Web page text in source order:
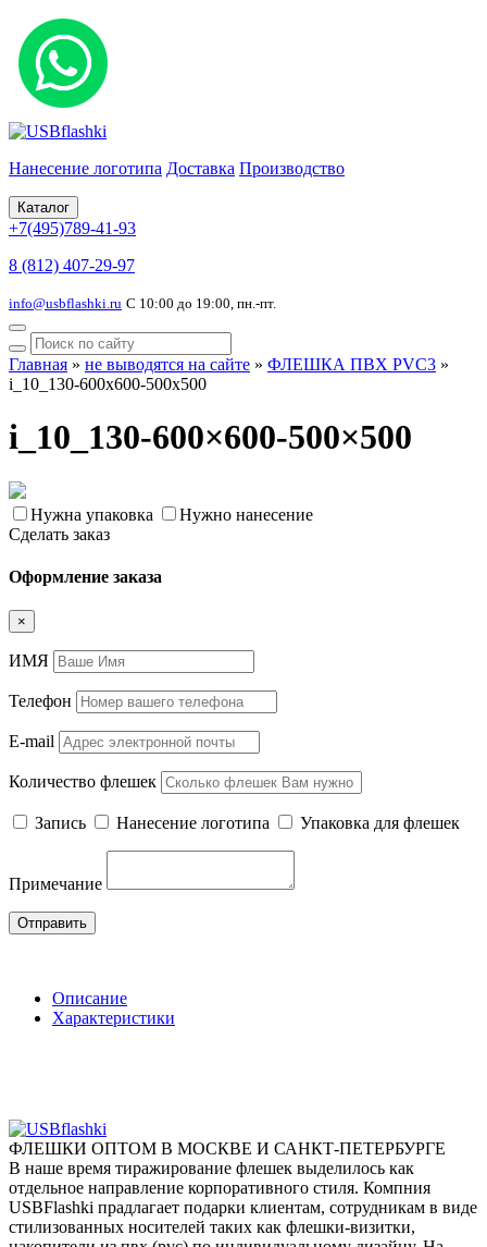
Нанесение логотипа Доставка Производство
Каталог
+7(495)789-41-93
8 (812) 407-29-97
info@usbflashki.ru С 10:00 до 19:00, пн.-пт.
Главная » не выводятся на сайте » ФЛЕШКА ПВХ PVC3 »
i_10_130-600x600-500x500
i_10_130-600×600-500×500
Нужна упаковка
Нужно нанесение
Сделать заказ
Оформление заказа
×
ИМЯ
Телефон
E-mail
Количество флешек
Запись Нанесение логотипа Упаковка для флешек
Примечание
Отправить
Описание
Характеристики
ФЛЕШКИ ОПТОМ В МОСКВЕ И САНКТ-ПЕТЕРБУРГЕ
В наше время тиражирование флешек выделилось как
отдельное направление корпоративного стиля. Компния
USBFlashki прадлагает подарки клиентам, сотрудникам в виде
стилизованных носителей таких как флешки-визитки,